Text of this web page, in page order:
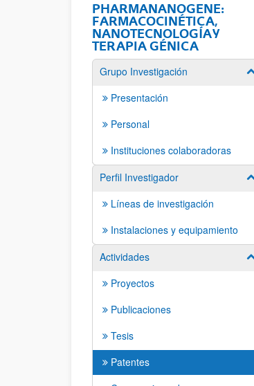
PHARMANANOGENE:
FARMACOCINÉTICA,
NANOTECNOLOGÍA Y
TERAPIA GÉNICA
Grupo Investigación
Presentación
Personal
Instituciones colaboradoras
Perfil Investigador
Líneas de investigación
Instalaciones y equipamiento
Actividades
Proyectos
Publicaciones
Tesis
Patentes